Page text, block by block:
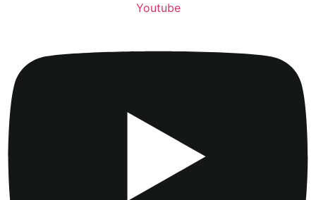
Youtube